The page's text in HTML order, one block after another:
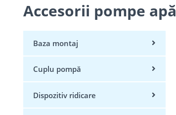
Accesorii pompe apă
Baza montaj
Cuplu pompă
Dispozitiv ridicare